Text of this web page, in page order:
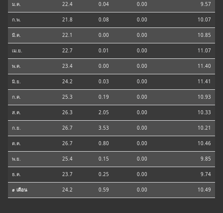
ม.ค. 22.4 0.04 0.00 9.57
ก.พ. 21.8 0.08 0.00 10.07
มี.ค. 22.1 0.00 0.00 10.85
เม.ย. 22.7 0.01 0.00 11.07
พ.ค. 23.4 0.00 0.00 11.40
มิ.ย. 24.2 0.03 0.00 11.41
ก.ค. 25.3 0.19 0.00 10.93
ส.ค. 26.3 2.05 0.00 10.33
ก.ย. 26.7 3.53 0.00 10.21
ต.ค. 26.7 0.80 0.00 10.46
พ.ย. 25.4 0.15 0.00 9.85
ธ.ค. 23.7 0.25 0.00 9.74
⌀ เดือน 24.2 0.59 0.00 10.49